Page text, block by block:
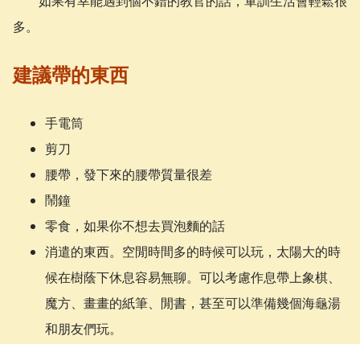
多。
建議帶的東西
手電筒
剪刀
腰帶，發下來的腰帶質量很差
鬧鐘
零食，如果你不想去買泡麵的話
消遣的東西。空閒時間多的時候可以玩，太陽大的時
候在樹蔭下休息容易無聊。可以考慮作息帶上象棋、
魔方、畫畫的紙筆、閒書，甚至可以準備幾個海龜湯
和朋友們玩。